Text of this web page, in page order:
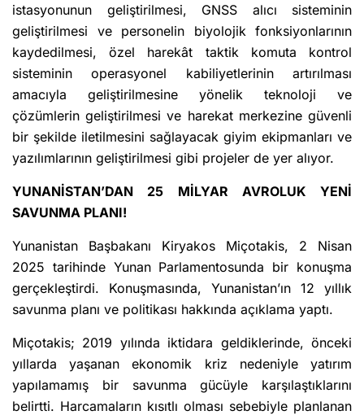
istasyonunun geliştirilmesi, GNSS alıcı sisteminin
geliştirilmesi ve personelin biyolojik fonksiyonlarının
kaydedilmesi, özel harekât taktik komuta kontrol
sisteminin operasyonel kabiliyetlerinin artırılması
amacıyla geliştirilmesine yönelik teknoloji ve
çözümlerin geliştirilmesi ve harekat merkezine güvenli
bir şekilde iletilmesini sağlayacak giyim ekipmanları ve
yazılımlarının geliştirilmesi gibi projeler de yer alıyor.
YUNANİSTAN’DAN 25 MİLYAR AVROLUK YENİ
SAVUNMA PLANI!
Yunanistan Başbakanı Kiryakos Miçotakis, 2 Nisan
2025 tarihinde Yunan Parlamentosunda bir konuşma
gerçekleştirdi. Konuşmasında, Yunanistan’ın 12 yıllık
savunma planı ve politikası hakkında açıklama yaptı.
Miçotakis; 2019 yılında iktidara geldiklerinde, önceki
yıllarda yaşanan ekonomik kriz nedeniyle yatırım
yapılamamış bir savunma gücüyle karşılaştıklarını
belirtti. Harcamaların kısıtlı olması sebebiyle planlanan